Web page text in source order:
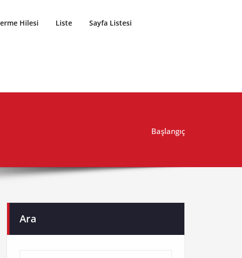
Hilesi Liste Sayfa Listesi
Başlangıç
Ara